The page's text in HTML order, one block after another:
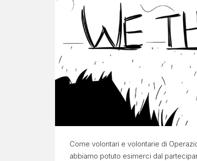
Come volontari e volontarie di
abbiamo potuto esimerci dal